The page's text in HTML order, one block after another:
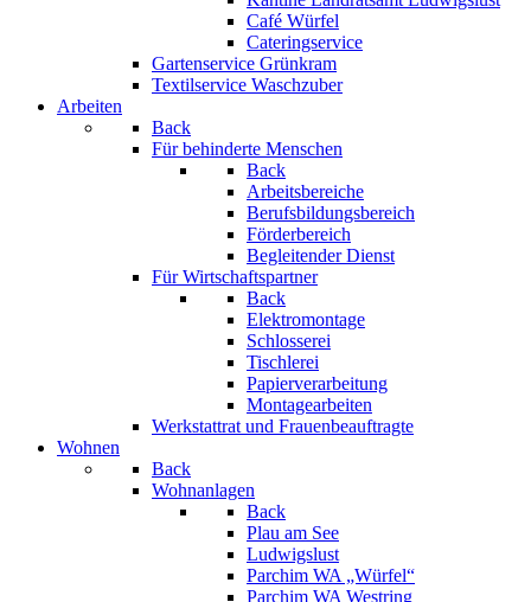
Café Würfel
Cateringservice
Gartenservice Grünkram
Textilservice Waschzuber
Arbeiten
Back
Für behinderte Menschen
Back
Arbeitsbereiche
Berufsbildungsbereich
Förderbereich
Begleitender Dienst
Für Wirtschaftspartner
Back
Elektromontage
Schlosserei
Tischlerei
Papierverarbeitung
Montagearbeiten
Werkstattrat und Frauenbeauftragte
Wohnen
Back
Wohnanlagen
Back
Plau am See
Ludwigslust
Parchim WA „Würfel“
Parchim WA Westring